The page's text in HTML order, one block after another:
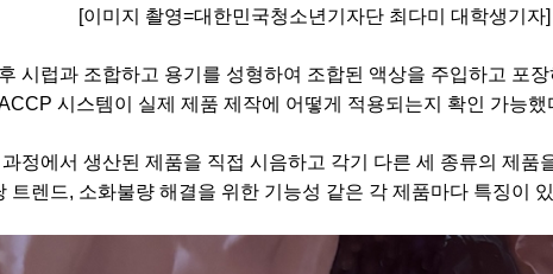
[이미지 촬영=대한민국청소년기자단 최다미 대학생기자]
시럽과 조합하고 용기를 성형하여 조합된 액상을 주입하고 포
시스템이 실제 제품 제작에 어떻게 적용되는지 확인 가능했
정에서 생산된 제품을 직접 시음하고 각기 다른 세 종류의 제품
트렌드, 소화불량 해결을 위한 기능성 같은 각 제품마다 특징이